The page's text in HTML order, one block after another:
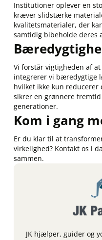
Institutioner oplever en
kræver slidstærke
kvalitetsmaterialer, der
samtidig bibeholde deres
Vi forstår vigtigheden af
integrerer vi bæredygtige
hvilket ikke kun
sikrer en grønnere
generationer.
Kom i gang
Er du klar til at
virkelighed? Kontakt os i
sammen.
JK hjælper, guider og